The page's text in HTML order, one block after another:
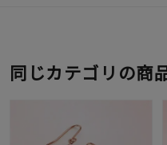
同じカテゴリの商